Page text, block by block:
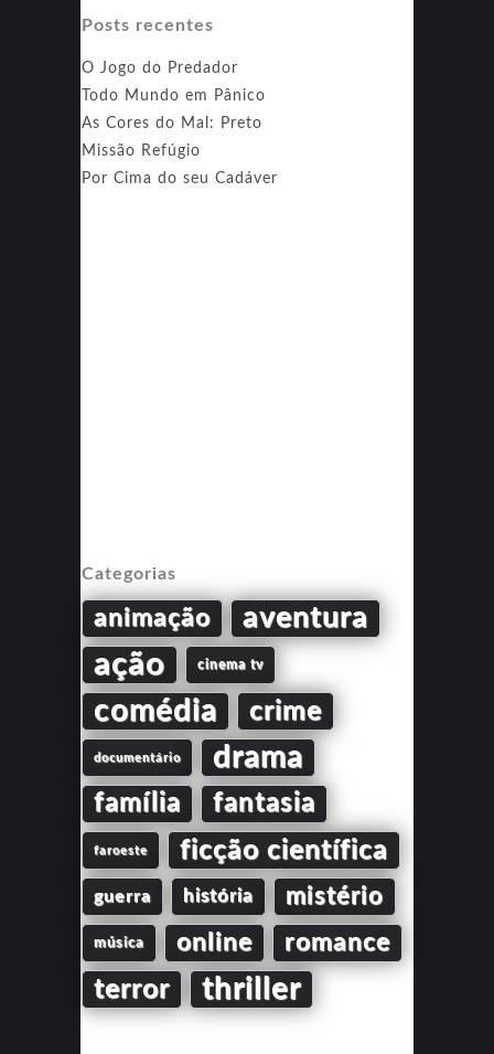
Posts recentes
O Jogo do Predador
Todo Mundo em Pânico
As Cores do Mal: Preto
Missão Refúgio
Por Cima do seu Cadáver
Categorias
animação aventura
ação cinema tv
comédia crime
documentário drama
família fantasia
faroeste ficção científica
guerra história mistério
música online romance
terror thriller